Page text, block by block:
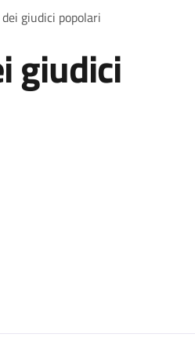
giudici popolari
giudici